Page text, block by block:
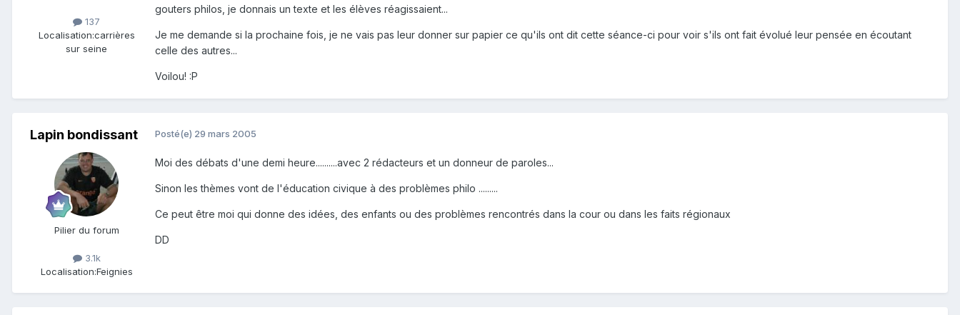
137
Localisation:carrières
sur seine
gouters philos, je donnais un texte et les élèves réagissaient...
Je me demande si la prochaine fois, je ne vais pas leur donner sur papier ce qu'ils ont dit cette séance-ci pour voir s'ils ont fait évolué leur pensée en écoutant
celle des autres...
Voilou! :P
Lapin bondissant
Pilier du forum
3.1k
Localisation:Feignies
Posté(e) 29 mars 2005
Moi des débats d'une demi heure..........avec 2 rédacteurs et un donneur de paroles...
Sinon les thèmes vont de l'éducation civique à des problèmes philo .........
Ce peut être moi qui donne des idées, des enfants ou des problèmes rencontrés dans la cour ou dans les faits régionaux
DD